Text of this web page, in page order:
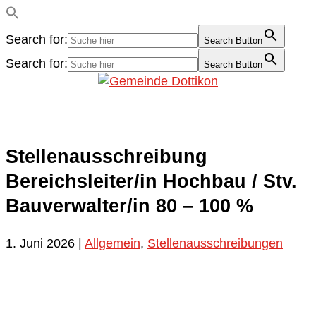
Search for: Search Button
Search for: Search Button
Stellenausschreibung
Bereichsleiter/in Hochbau / Stv.
Bauverwalter/in 80 – 100 %
1. Juni 2026 | Allgemein, Stellenausschreibungen